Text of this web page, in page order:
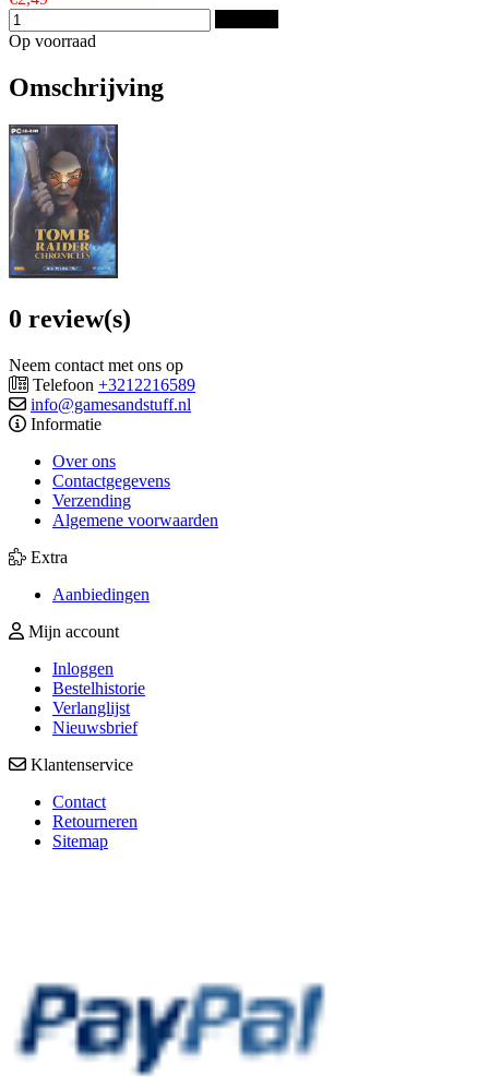
Op voorraad
Omschrijving
0 review(s)
Neem contact met ons op
Telefoon +3212216589
info@gamesandstuff.nl
Informatie
Over ons
Contactgegevens
Verzending
Algemene voorwaarden
Extra
Aanbiedingen
Mijn account
Inloggen
Bestelhistorie
Verlanglijst
Nieuwsbrief
Klantenservice
Contact
Retourneren
Sitemap